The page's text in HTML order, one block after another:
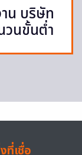
น บริษัท
วนขั้นต่ำ
ที่เชื่อ